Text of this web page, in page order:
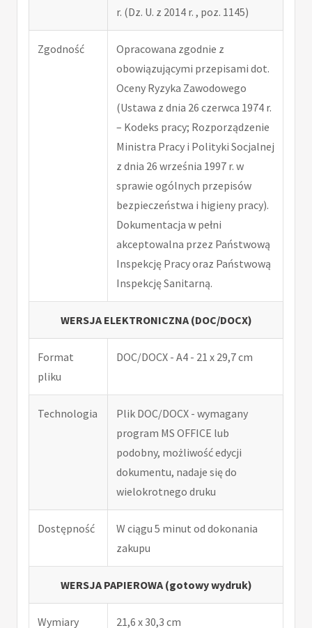
r. (Dz. U. z 2014 r. , poz. 1145)
Zgodność
Opracowana zgodnie z
obowiązującymi przepisami dot.
Oceny Ryzyka Zawodowego
(Ustawa z dnia 26 czerwca 1974 r.
– Kodeks pracy; Rozporządzenie
Ministra Pracy i Polityki Socjalnej
z dnia 26 września 1997 r. w
sprawie ogólnych przepisów
bezpieczeństwa i higieny pracy).
Dokumentacja w pełni
akceptowalna przez Państwową
Inspekcję Pracy oraz Państwową
Inspekcję Sanitarną.
WERSJA ELEKTRONICZNA (DOC/DOCX)
Format
pliku
DOC/DOCX - A4 - 21 x 29,7 cm
Technologia
Plik DOC/DOCX - wymagany
program MS OFFICE lub
podobny, możliwość edycji
dokumentu, nadaje się do
wielokrotnego druku
Dostępność
W ciągu 5 minut od dokonania
zakupu
WERSJA PAPIEROWA (gotowy wydruk)
Wymiary 21,6 x 30,3 cm